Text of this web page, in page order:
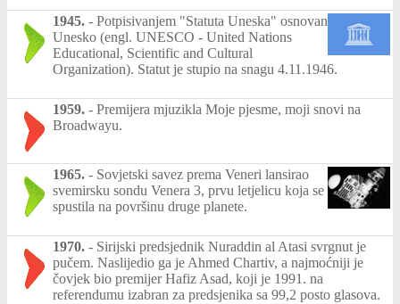
1945. - Potpisivanjem "Statuta Uneska" osnovan
Unesko (engl. UNESCO - United Nations
Educational, Scientific and Cultural
Organization). Statut je stupio na snagu 4.11.1946.
1959. - Premijera mjuzikla Moje pjesme, moji snovi na
Broadwayu.
1965. - Sovjetski savez prema Veneri lansirao
svemirsku sondu Venera 3, prvu letjelicu koja se
spustila na površinu druge planete.
1970. - Sirijski predsjednik Nuraddin al Atasi svrgnut je
pučem. Naslijedio ga je Ahmed Chartiv, a najmoćniji je
čovjek bio premijer Hafiz Asad, koji je 1991. na
referendumu izabran za predsjenika sa 99,2 posto glasova.